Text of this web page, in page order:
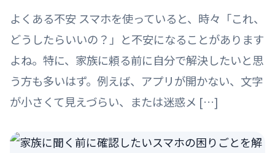
よくある不安 スマホを使っていると、時々「これ、
どうしたらいいの？」と不安になることがあります
よね。特に、家族に頼る前に自分で解決したいと思
う方も多いはず。例えば、アプリが開かない、文字
が小さくて見えづらい、または迷惑メ […]